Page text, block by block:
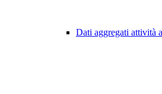
Dati aggregati attività